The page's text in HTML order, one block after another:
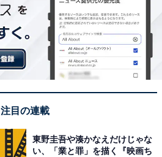
注目の連載
東野圭吾や湊かなえだけじゃな
い、「業と罪」を描く『映画ち